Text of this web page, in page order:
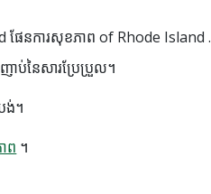
ផែនការសុខភាព of Rhode Island .
ាប់នៃសារប្រែប្រួល។
ង់។
ព ។